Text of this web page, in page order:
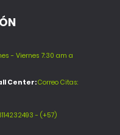
- Viernes 7:30 am a
Center:Correo Citas:
- (+57)